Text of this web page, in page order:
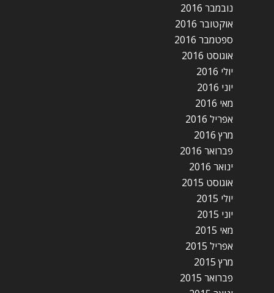
נובמבר 2016
אוקטובר 2016
ספטמבר 2016
אוגוסט 2016
יולי 2016
יוני 2016
מאי 2016
אפריל 2016
מרץ 2016
פברואר 2016
ינואר 2016
אוגוסט 2015
יולי 2015
יוני 2015
מאי 2015
אפריל 2015
מרץ 2015
פברואר 2015